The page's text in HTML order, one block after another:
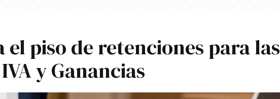
el piso de retenciones para las
y Ganancias